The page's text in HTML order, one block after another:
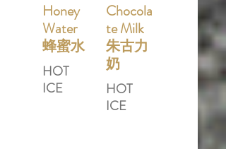
Honey
Water
蜂蜜水
HOT
ICE
Chocola
te Milk
朱古力
奶
HOT
ICE